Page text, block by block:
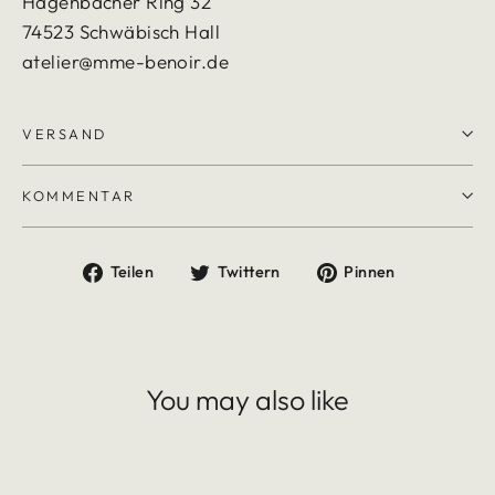
74523 Schwäbisch Hall
atelier@mme-benoir.de
VERSAND
KOMMENTAR
Teilen
Auf
Twittern
Auf
Pinnen
You may also like